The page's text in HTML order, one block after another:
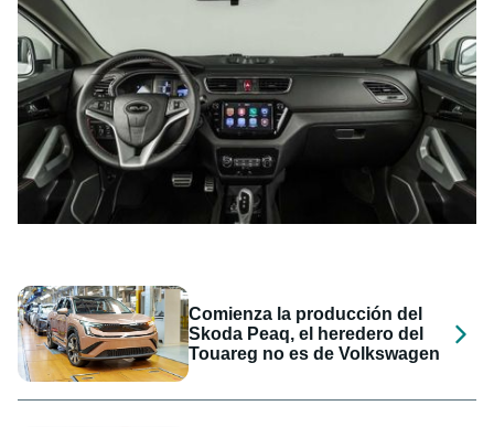
Comienza la producción del
Skoda Peaq, el heredero del
Touareg no es de Volkswagen